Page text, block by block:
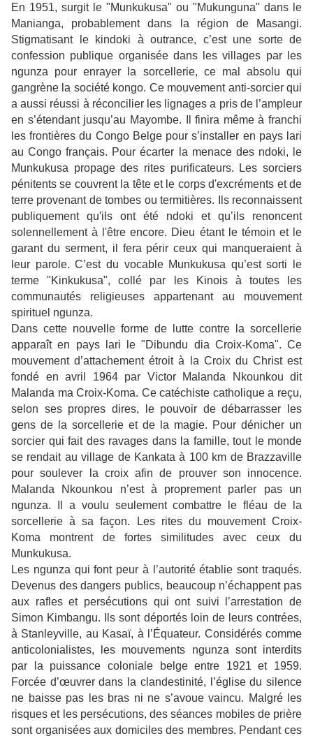
En 1951, surgit le "Munkukusa" ou "Mukunguna" dans le
Manianga, probablement dans la région de Masangi.
Stigmatisant le kindoki à outrance, c’est une sorte de
confession publique organisée dans les villages par les
ngunza pour enrayer la sorcellerie, ce mal absolu qui
gangrène la société kongo. Ce mouvement anti-sorcier qui
a aussi réussi à réconcilier les lignages a pris de l’ampleur
en s’étendant jusqu’au Mayombe. Il finira même à franchi
les frontières du Congo Belge pour s’installer en pays lari
au Congo français. Pour écarter la menace des ndoki, le
Munkukusa propage des rites purificateurs. Les sorciers
pénitents se couvrent la tête et le corps d'excréments et de
terre provenant de tombes ou termitières. Ils reconnaissent
publiquement qu'ils ont été ndoki et qu’ils renoncent
solennellement à l'être encore. Dieu étant le témoin et le
garant du serment, il fera périr ceux qui manqueraient à
leur parole. C’est du vocable Munkukusa qu’est sorti le
terme "Kinkukusa", collé par les Kinois à toutes les
communautés religieuses appartenant au mouvement
spirituel ngunza.
Dans cette nouvelle forme de lutte contre la sorcellerie
apparaît en pays lari le "Dibundu dia Croix-Koma". Ce
mouvement d’attachement étroit à la Croix du Christ est
fondé en avril 1964 par Victor Malanda Nkounkou dit
Malanda ma Croix-Koma. Ce catéchiste catholique a reçu,
selon ses propres dires, le pouvoir de débarrasser les
gens de la sorcellerie et de la magie. Pour dénicher un
sorcier qui fait des ravages dans la famille, tout le monde
se rendait au village de Kankata à 100 km de Brazzaville
pour soulever la croix afin de prouver son innocence.
Malanda Nkounkou n’est à proprement parler pas un
ngunza. Il a voulu seulement combattre le fléau de la
sorcellerie à sa façon. Les rites du mouvement Croix-
Koma montrent de fortes similitudes avec ceux du
Munkukusa.
Les ngunza qui font peur à l’autorité établie sont traqués.
Devenus des dangers publics, beaucoup n’échappent pas
aux rafles et persécutions qui ont suivi l’arrestation de
Simon Kimbangu. Ils sont déportés loin de leurs contrées,
à Stanleyville, au Kasaï, à l’Équateur. Considérés comme
anticolonialistes, les mouvements ngunza sontinterdits
par la puissance coloniale belge entre 1921 et 1959.
Forcée d’œuvrer dans la clandestinité, l’église du silence
ne baisse pas les bras ni ne s’avoue vaincu. Malgré les
risques et les persécutions, des séances mobiles de prière
sont organisées aux domiciles des membres. Pendant ces